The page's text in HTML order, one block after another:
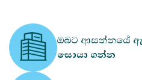
ඔබට ආසන්නයේ
සොයා ගන්න